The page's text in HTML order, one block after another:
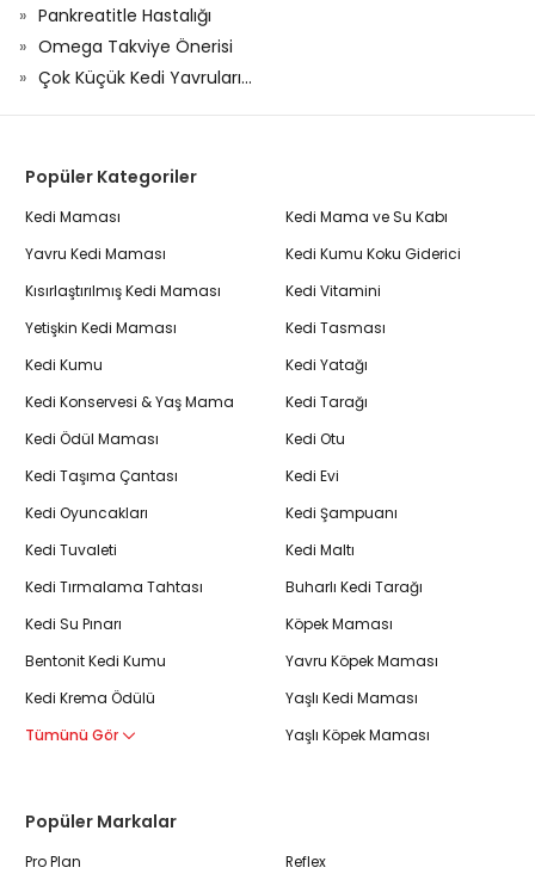
Pankreatitle Hastalığı
Omega Takviye Önerisi
Çok Küçük Kedi Yavruları...
Popüler Kategoriler
Kedi Maması
Yavru Kedi Maması
Kısırlaştırılmış Kedi Maması
Yetişkin Kedi Maması
Kedi Kumu
Kedi Konservesi & Yaş Mama
Kedi Ödül Maması
Kedi Taşıma Çantası
Kedi Oyuncakları
Kedi Tuvaleti
Kedi Tırmalama Tahtası
Kedi Su Pınarı
Bentonit Kedi Kumu
Kedi Krema Ödülü
Tümünü Gör
Kedi Mama ve Su Kabı
Kedi Kumu Koku Giderici
Kedi Vitamini
Kedi Tasması
Kedi Yatağı
Kedi Tarağı
Kedi Otu
Kedi Evi
Kedi Şampuanı
Kedi Maltı
Buharlı Kedi Tarağı
Köpek Maması
Yavru Köpek Maması
Yaşlı Kedi Maması
Yaşlı Köpek Maması
Popüler Markalar
Pro Plan
Reflex